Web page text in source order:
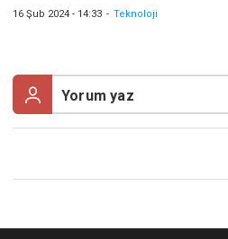
16 Şub 2024 - 14:33 - Teknoloji